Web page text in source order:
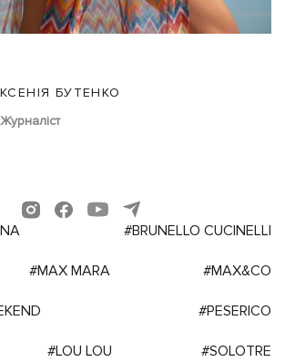
КСЕНІЯ БУТЕНКО
Журналіст
#BRUNELLO CUCINELLI
#MAX MARA #MAX&CO
#PESERICO
#LOU LOU #SOLOTRE